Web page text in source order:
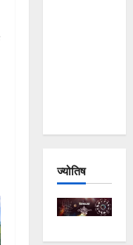
ज्योतिष